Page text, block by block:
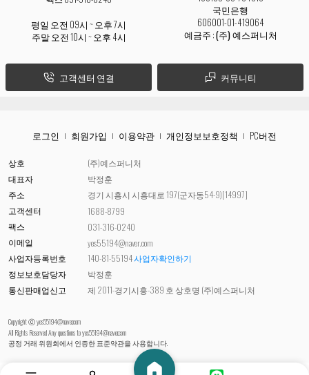
평일 오전 09시 ~ 오후 7시
주말 오전 10시 ~ 오후 4시
고객센터 연결
국민은행
606001-01-419064
예금주 :(주) 예스퍼니처
커뮤니티
로그인 회원가입 이용약관 개인정보보호정책 PC버전
상호
(주)예스퍼니처
대표자
박정훈
주소
경기 시흥시 시흥대로 197(군자동54-9)[14997]
고객센터
1688-8799
팩스
031-316-0240
이메일
yes55194@naver.com
사업자등록번호
140-81-55194사업자확인하기
정보보호담당자
박정훈
통신판매업신고
제 2011-경기시흥-389 호 상호명 (주)예스퍼니처
Copyright ⓒ yes55194@naver.com
All Rights Reserved Any questions toyes55194@naver.com
공정 거래 위원회에서 인증한 표준약관을 사용합니다.